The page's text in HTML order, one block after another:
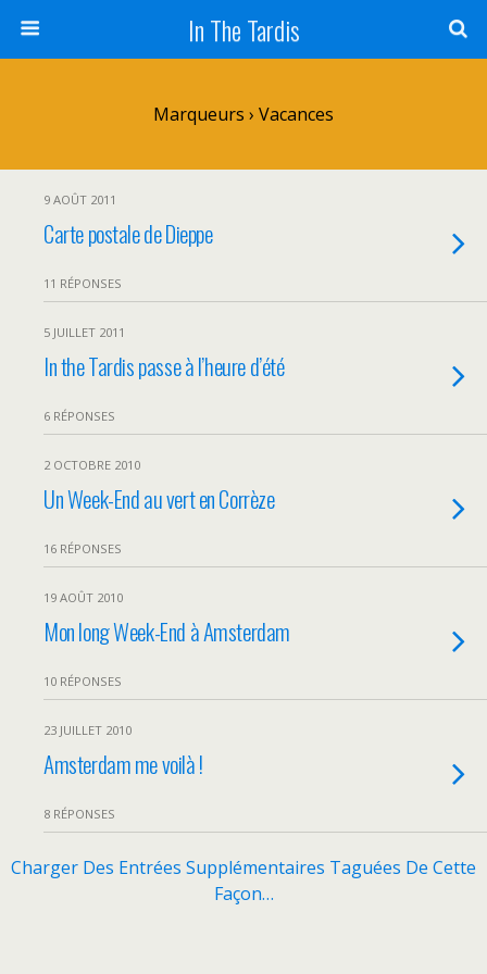
In The Tardis
Marqueurs › Vacances
9 AOÛT 2011
Carte postale de Dieppe
11 RÉPONSES
5 JUILLET 2011
In the Tardis passe à l’heure d’été
6 RÉPONSES
2 OCTOBRE 2010
Un Week-End au vert en Corrèze
16 RÉPONSES
19 AOÛT 2010
Mon long Week-End à Amsterdam
10 RÉPONSES
23 JUILLET 2010
Amsterdam me voilà !
8 RÉPONSES
Charger Des Entrées Supplémentaires Taguées De Cette
Façon…